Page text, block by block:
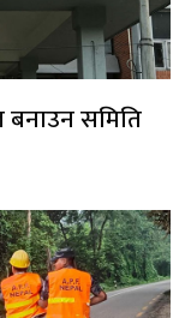
समिति